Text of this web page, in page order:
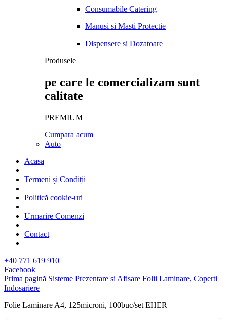
Consumabile Catering
Manusi si Masti Protectie
Dispensere si Dozatoare
Produsele
pe care le comercializam sunt
calitate
PREMIUM
Cumpara acum
Auto
Acasa
Termeni și Condiții
Politică cookie-uri
Urmarire Comenzi
Contact
+40 771 619 910
Facebook
Prima pagină Sisteme Prezentare si Afisare Folii Laminare, Coperti
Indosariere
Folie Laminare A4, 125microni, 100buc/set EHER